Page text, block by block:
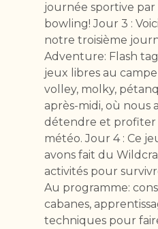
journée sportive par
bowling! Jour 3 :
notre troisième
Adventure: Flash
jeux libres au
volley, molky,
après-midi, où nous
détendre et profiter
météo. Jour 4 : Ce
avons fait du
activités pour
Au programme:
cabanes,
techniques pour